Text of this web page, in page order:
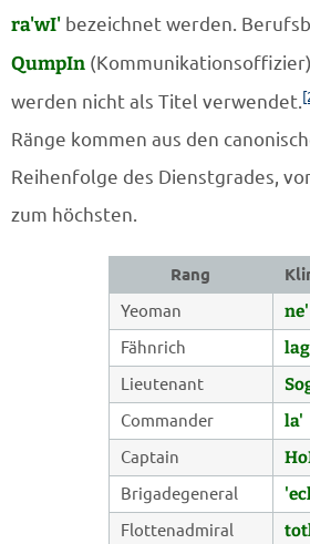
ra'wI' bezeichnet werden.
QumpIn
werden nicht als Titel verwendet.
Ränge kommen aus den
Reihenfolge des Dienstgrades,
zum höchsten.
Rang
Yeoman
ne'
Fähnrich
Lieutenant
Commander la'
Captain
Brigadegeneral
Flottenadmiral